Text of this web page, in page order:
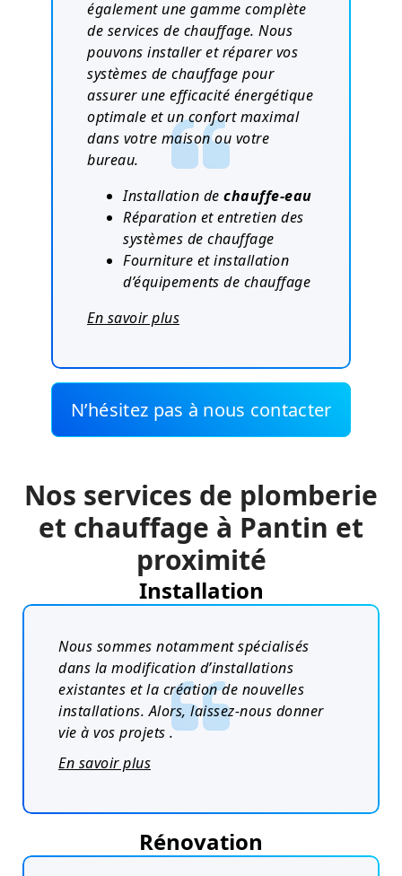
également une gamme complète
de services de chauffage. Nous
pouvons installer et réparer vos
systèmes de chauffage pour
assurer une efficacité énergétique
optimale et un confort maximal
dans votre maison ou votre
bureau.
Installation de chauffe-eau
Réparation et entretien des
systèmes de chauffage
Fourniture et installation
d’équipements de chauffage
En savoir plus
N’hésitez pas à nous contacter
Nos services de plomberie
et chauffage à Pantin et
proximité
Installation
Nous sommes notamment spécialisés
dans la modification d’installations
existantes et la création de nouvelles
installations. Alors, laissez-nous donner
vie à vos projets .
En savoir plus
Rénovation